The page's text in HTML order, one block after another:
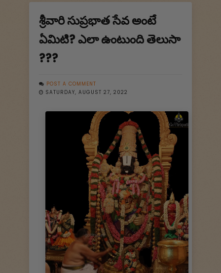
శ్రీవారి సుప్రభాత సేవ అంటే
ఏమిటి? ఎలా ఉంటుంది తెలుసా
???
POST A COMMENT
SATURDAY, AUGUST 27, 2022